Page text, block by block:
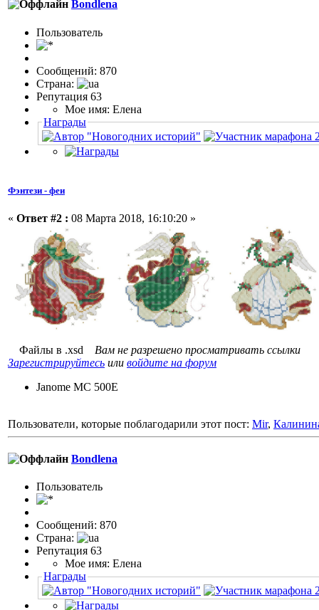
Bondlena
Пользовaтeль
Сообщений: 870
Страна:
Репутация 63
Мое имя: Елена
Награды
Фэнтези - феи
« Ответ #2 : 08 Марта 2018, 16:10:20 »
Файлы в .xsd Вам не разрешено просматривать ссылки
Зарегистрируйтесь или войдите на форум
Janome MC 500E
Пользователи, которые поблагодарили этот пост: Mir,
Bondlena
Пользовaтeль
Сообщений: 870
Страна:
Репутация 63
Мое имя: Елена
Награды